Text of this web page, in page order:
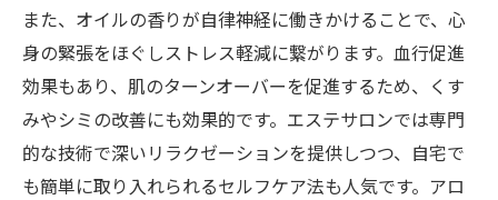
また、オイルの香りが自律神経に働きかけることで、心
身の緊張をほぐしストレス軽減に繋がります。血行促進
効果もあり、肌のターンオーバーを促進するため、くす
みやシミの改善にも効果的です。エステサロンでは専門
的な技術で深いリラクゼーションを提供しつつ、自宅で
も簡単に取り入れられるセルフケア法も人気です。アロ